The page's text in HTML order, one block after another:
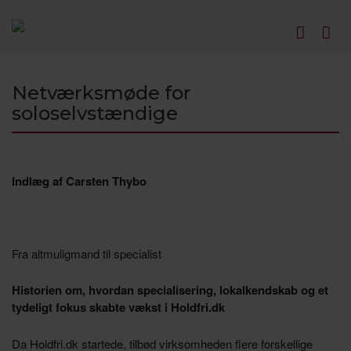
Netværksmøde for
soloselvstændige
Indlæg af Carsten Thybo
Fra altmuligmand til specialist
Historien om, hvordan specialisering, lokalkendskab og et
tydeligt fokus skabte vækst i Holdfri.dk
Da Holdfri.dk startede, tilbød virksomheden flere forskellige